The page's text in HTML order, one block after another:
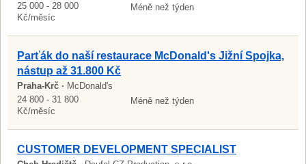
25 000 - 28 000
Kč/měsíc
Méně než týden
Parťák do naší restaurace McDonald's Jižní Spojka,
nástup až 31.800 Kč
Praha-Krč · McDonald's
24 800 - 31 800
Kč/měsíc
Méně než týden
CUSTOMER DEVELOPMENT SPECIALIST